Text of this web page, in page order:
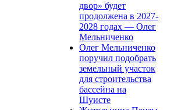
двор» будет
продолжена в 2027-
2028 годах — Олег
Мельниченко
Олег Мельниченко
поручил подобрать
земельный участок
для строительства
бассейна на
Шуисте